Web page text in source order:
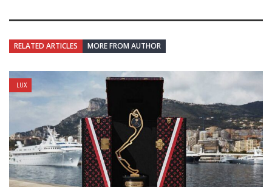
RELATED ARTICLES MORE FROM AUTHOR
LUX